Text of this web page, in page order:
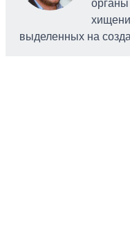
органы
выделенных на